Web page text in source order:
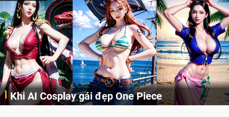
Khi AI Cosplay gái đẹp One Piece